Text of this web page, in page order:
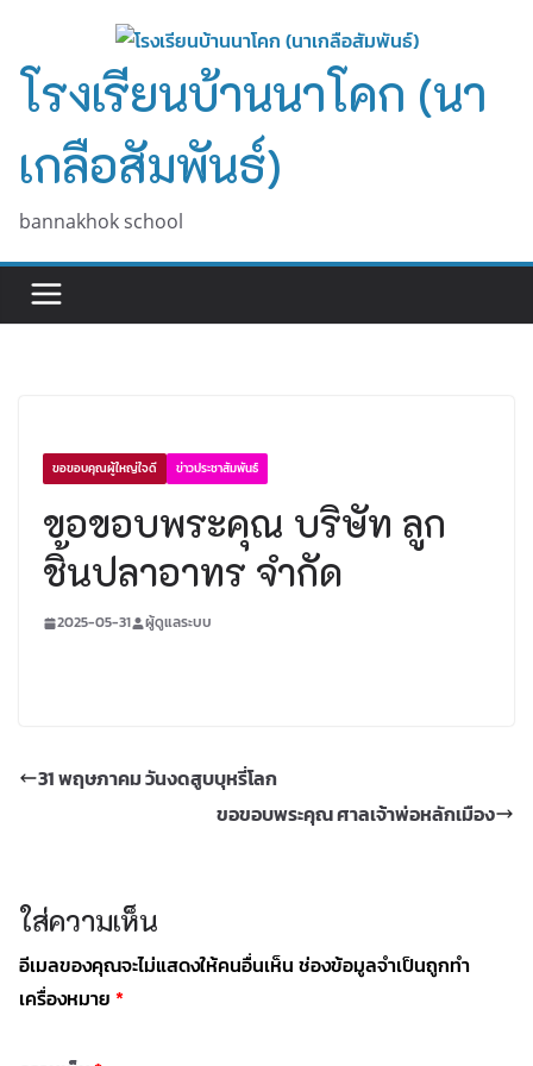
content
โรงเรียนบ้านนาโคก (นา
เกลือสัมพันธ์)
bannakhok school
ขอขอบคุณผู้ใหญ่ใจดี ข่าวประชาสัมพันธ์
ขอขอบพระคุณ บริษัท ลูก
ชิ้นปลาอาทร จำกัด
2025-05-31 ผู้ดูแลระบบ
31 พฤษภาคม วันงดสูบบุหรี่โลก
ขอขอบพระคุณ ศาลเจ้าพ่อหลักเมือง
ใส่ความเห็น
อีเมลของคุณจะไม่แสดงให้คนอื่นเห็น ช่องข้อมูลจำเป็นถูกทำ
เครื่องหมาย *